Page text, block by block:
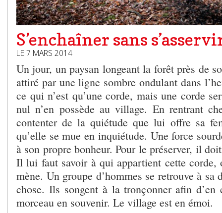
S’enchaîner sans
LE 7 MARS 2014
Un jour, un paysan longeant la forêt près de
attiré par une ligne sombre ondulant dans
ce qui n’est qu’une corde, mais une corde
nul n’en possède au village. En rentrant
contenter de la quiétude que lui offre sa
qu’elle se mue en inquiétude. Une force
à son propre bonheur. Pour le préserver, il
Il lui faut savoir à qui appartient cette
mène. Un groupe d’hommes se retrouve à sa
chose. Ils songent à la tronçonner afin d’en
morceau en souvenir. Le village est en émoi.